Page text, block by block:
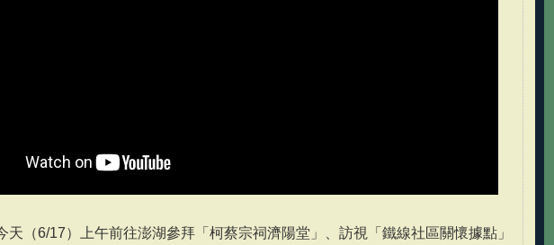
天（6/17）上午前往澎湖參拜「柯蔡宗祠濟陽堂」、訪視「鐵線社區關懷據點」